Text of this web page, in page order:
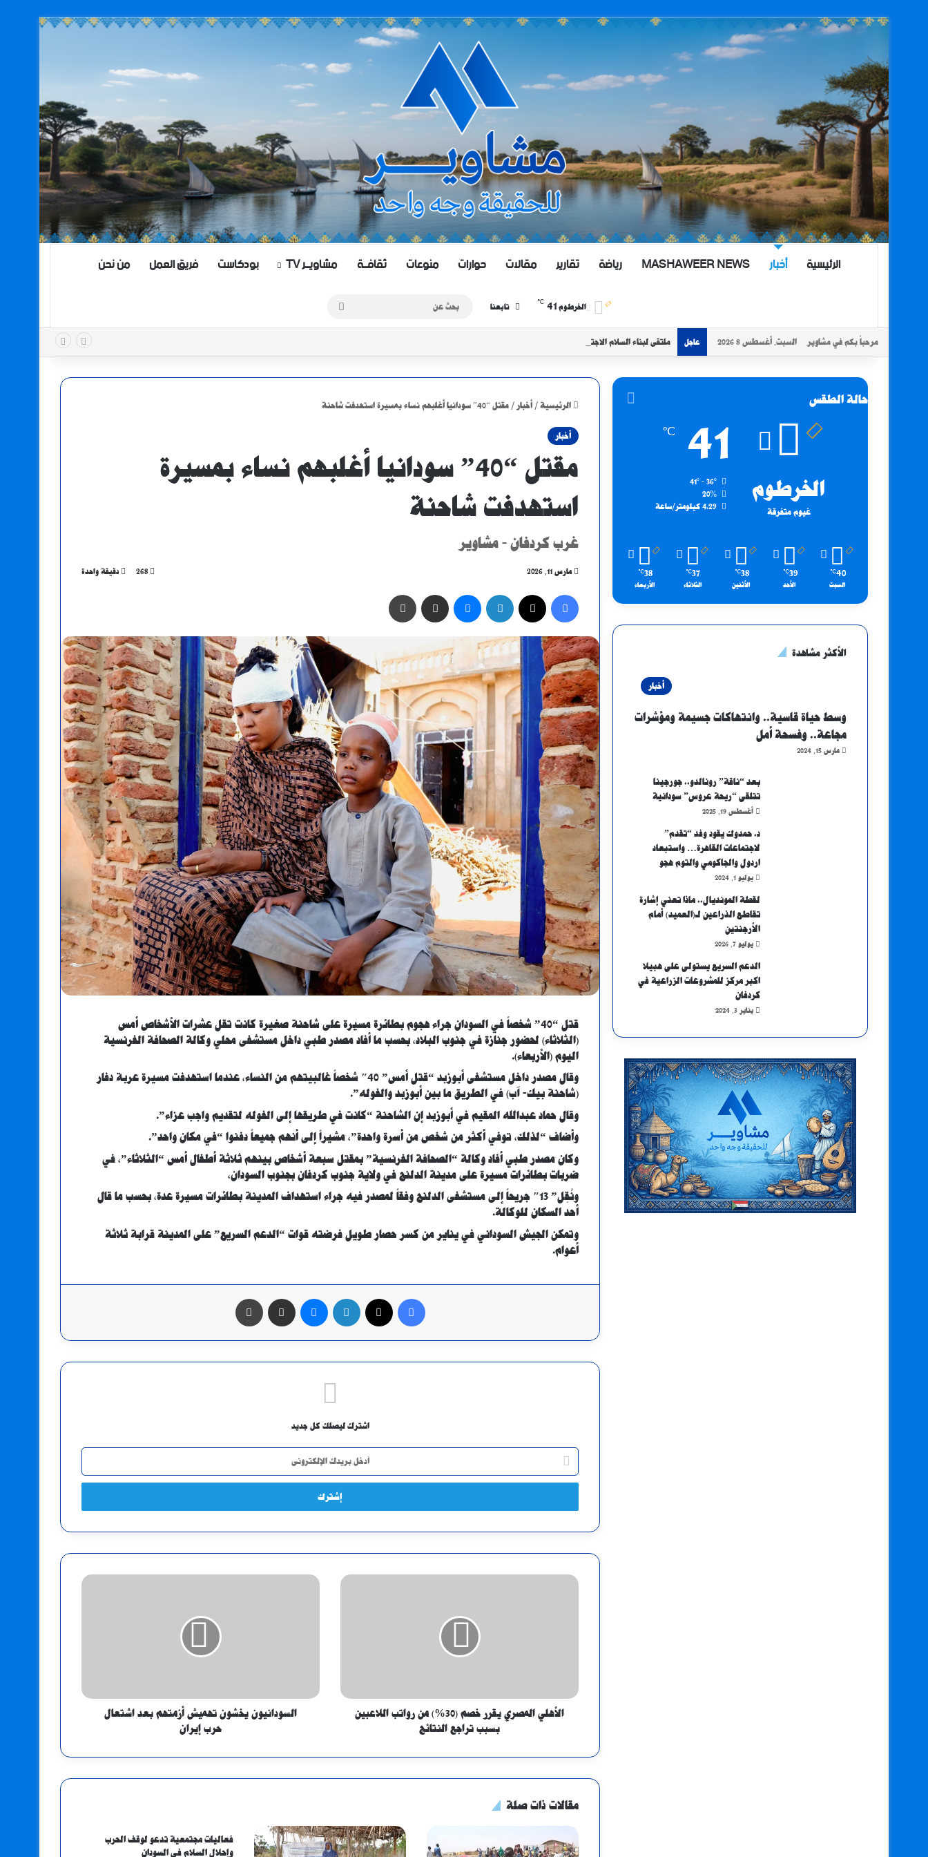
الرئيسية أخبار MASHAWEER NEWS رياضة تقارير مقالات حوارات منوعات ثقافــة مشاويــر TV بودكاست فريق العمل من نحن
الخرطوم 41
℃
تابعنا
عن
مرحباً بكم في مشاوير السبت, أغسطس 8 2026 عاجل ملتقى لبناء السلام الاجتماعي في النيل الأزرق
الرئيسية / أخبار / مقتل “40” سودانيا أغلبهم نساء بمسيرة استهدفت شاحنة
أخبار
مقتل “40” سودانيا أغلبهم نساء بمسيرة
استهدفت شاحنة
غرب كردفان - مشاوير
مارس 11, 2026 268 دقيقة واحدة
فيسبوك لينكدإن ماسنجر مشاركة عبر البريد
قتل “40” شخصاً في السودان جراء هجوم بطائرة مسيرة على شاحنة صغيرة كانت تقل عشرات الأشخاص أمس
(الثلاثاء) لحضور جنازة في جنوب البلاد، بحسب ما أفاد مصدر طبي داخل مستشفى محلي وكالة الصحافة الفرنسية
اليوم (الأربعاء).
وقال مصدر داخل مستشفى أبوزبد “قتل أمس” 40″ شخصاً غالبيتهم من النساء، عندما استهدفت مسيرة عربة دفار
(شاحنة بيك- آب) في الطريق ما بين أبوزبد والفوله”.
وقال حماد عبدالله المقيم في أبوزبد إن الشاحنة “كانت في طريقها إلى الفوله لتقديم واجب عزاء”.
وأضاف “لذلك، توفي أكثر من شخص من أسرة واحدة”، مشيراً إلى أنهم جميعاً دفنوا “في مكان واحد”.
وكان مصدر طبي أفاد وكالة “الصحافة الفرنسية” بمقتل سبعة أشخاص بينهم ثلاثة أطفال أمس “الثلاثاء”، في
ضربات بطائرات مسيرة على مدينة الدلنج في ولاية جنوب كردفان بجنوب السودان،
ونُقِل” 13″ جريحاً إلى مستشفى الدلنج وفقاً لمصدر فيه جراء استهداف المدينة بطائرات مسيرة عدة، بحسب ما قال
أحد السكان للوكالة.
وتمكن الجيش السوداني في يناير من كسر حصار طويل فرضته قوات “الدعم السريع” على المدينة قرابة ثلاثة
أعوام.
فيسبوك لينكدإن ماسنجر مشاركة عبر البريد
اشترك ليصلك كل جديد
أدخل
بريدك
الإلكتروني
الأهلي المصري يقرر خصم (30%) من رواتب اللاعبين
بسبب تراجع النتائج
السودانيون يخشون تهميش أزمتهم بعد اشتعال
حرب إيران
مقالات ذات صلة
فعاليات مجتمعية تدعو لوقف الحرب
وإحلال السلام في السودان
حالة الطقس
الخرطوم
غيوم متفرقة
41
℃
20%
4.29 كيلومتر/ساعة
40
℃
السبت
39
℃
الأحد
38
℃
الأثنين
37
℃
الثلاثاء
38
℃
الأربعاء
الأكثر مشاهدة
أخبار
وسط حياة قاسية.. وانتهاكات جسيمة ومؤشرات
مجاعة.. وفسحة أمل
مارس 15, 2024
بعد “ناقة” رونالدو.. جورجينا
تتلقى “ريحة عروس” سودانية
أغسطس 19, 2025
د. حمدوك يقود وفد “تقدم”
لاجتماعات القاهرة… واستبعاد
اردول والجاكومي والتوم هجو
يوليو 1, 2024
لقطة المونديال.. ماذا تعني إشارة
تقاطع الذراعين لـ(العميد) أمام
الأرجنتين
يوليو 7, 2026
الدعم السريع يستولى على هبيلا
اكبر مركز للمشروعات الزراعية في
كردفان
يناير 3, 2024